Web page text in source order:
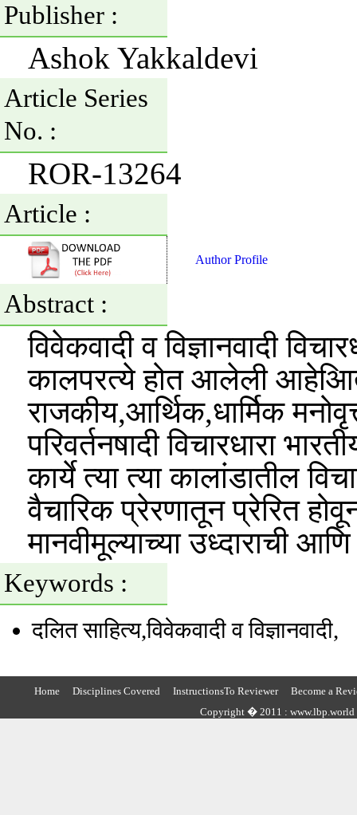
Publisher :
Ashok Yakkaldevi
Article Series
No. :
ROR-13264
Article :
Author Profile
Abstract :
विवेकवादी व विज्ञानवादी
कालपरत्ये होत आलेली
राजकीय,आर्थिक,धार्मिक
परिवर्तनषादी विचारधारा
कार्ये त्या त्या कालांडातील
वैचारिक प्रेरणातून प्रेरित
मानवीमूल्याच्या उध्दाराची
Keywords :
दलित साहित्य,विवेकवादी व विज्ञानवादी,
Home Disciplines Covered InstructionsTo Reviewer
Become a
Copyright � 2011 : www.lbp.world